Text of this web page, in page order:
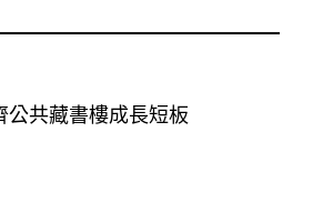
公共藏書樓成長短板